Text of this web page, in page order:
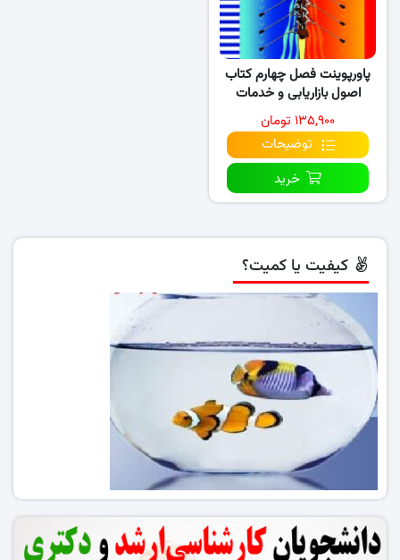
پاورپوینت فصل چهارم کتاب
اصول بازاریابی و خدمات
(نسخه ۱)
۱۳۵,۹۰۰ تومان
توضیحات
خرید
کیفیت یا کمیت؟